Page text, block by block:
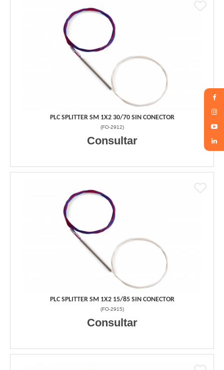
PLC SPLITTER SM 1X2 30/70 SIN CONECTOR
(FO-2912)
Consultar
PLC SPLITTER SM 1X2 15/85 SIN CONECTOR
(FO-2915)
Consultar